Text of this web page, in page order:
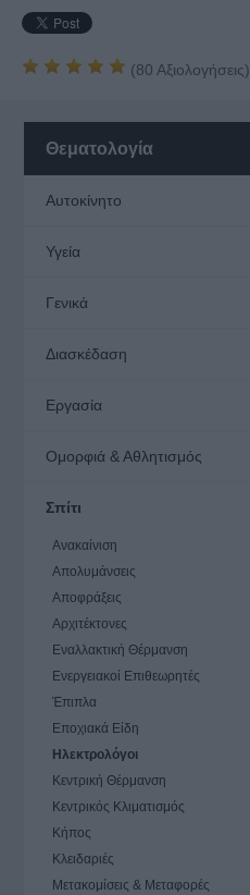
(80 Αξιολογήσεις)
Θεματολογία
Αυτοκίνητο
Υγεία
Γενικά
Διασκέδαση
Εργασία
Ομορφιά & Αθλητισμός
Σπίτι
Ανακαίνιση
Απολυμάνσεις
Αποφράξεις
Αρχιτέκτονες
Εναλλακτική Θέρμανση
Ενεργειακοί Επιθεωρητές
Έπιπλα
Εποχιακά Είδη
Ηλεκτρολόγοι
Κεντρική Θέρμανση
Κεντρικός Κλιματισμός
Κήπος
Κλειδαριές
Μετακομίσεις & Μεταφορές